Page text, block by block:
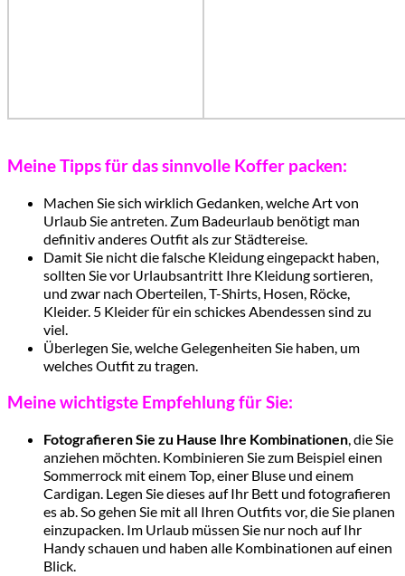
Meine Tipps für das sinnvolle Koffer packen:
Machen Sie sich wirklich Gedanken, welche Art von
Urlaub Sie antreten. Zum Badeurlaub benötigt man
definitiv anderes Outfit als zur Städtereise.
Damit Sie nicht die falsche Kleidung eingepackt haben,
sollten Sie vor Urlaubsantritt Ihre Kleidung sortieren,
und zwar nach Oberteilen, T-Shirts, Hosen, Röcke,
Kleider. 5 Kleider für ein schickes Abendessen sind zu
viel.
Überlegen Sie, welche Gelegenheiten Sie haben, um
welches Outfit zu tragen.
Meine wichtigste Empfehlung für Sie:
Fotografieren Sie zu Hause Ihre Kombinationen, die Sie
anziehen möchten. Kombinieren Sie zum Beispiel einen
Sommerrock mit einem Top, einer Bluse und einem
Cardigan. Legen Sie dieses auf Ihr Bett und fotografieren
es ab. So gehen Sie mit all Ihren Outfits vor, die Sie planen
einzupacken. Im Urlaub müssen Sie nur noch auf Ihr
Handy schauen und haben alle Kombinationen auf einen
Blick.